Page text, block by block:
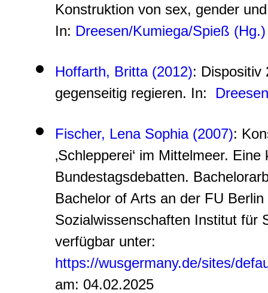
Konstruktion von sex, gender
In: Dreesen/Kumiega/Spieß
Hoffarth, Britta (2012): Dispositiv
gegenseitig regieren. In:
Fischer, Lena Sophia (2007):
‚Schlepperei‘ im Mittelmeer.
Bundestagsdebatten.
Bachelor of Arts an der FU
Sozialwissenschaften Institut für
verfügbar unter:
https://wusgermany.de/sites/
am: 04.02.2025